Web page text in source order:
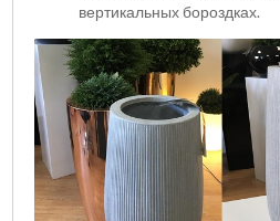
вертикальных бороздках.